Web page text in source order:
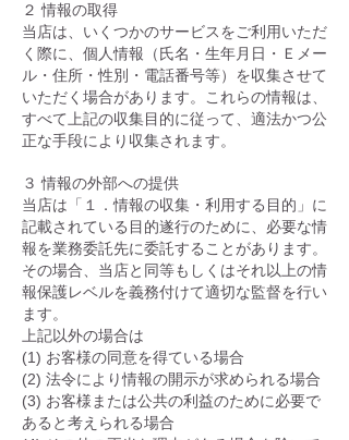
２ 情報の取得
当店は、いくつかのサービスをご利用いただ
く際に、個人情報（氏名・生年月日・Ｅメー
ル・住所・性別・電話番号等）を収集させて
いただく場合があります。これらの情報は、
すべて上記の収集目的に従って、適法かつ公
正な手段により収集されます。
３ 情報の外部への提供
当店は「１．情報の収集・利用する目的」に
記載されている目的遂行のために、必要な情
報を業務委託先に委託することがあります。
その場合、当店と同等もしくはそれ以上の情
報保護レベルを義務付けて適切な監督を行い
ます。
上記以外の場合は
(1) お客様の同意を得ている場合
(2) 法令により情報の開示が求められる場合
(3) お客様または公共の利益のために必要で
あると考えられる場合